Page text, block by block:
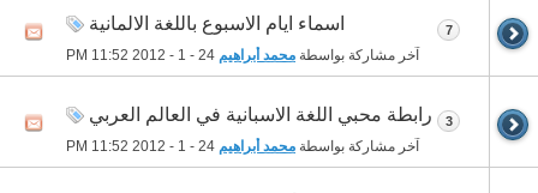
اسماء ايام الاسبوع باللغة الالمانية
آخر مشاركة بواسطة محمد أبراهيم 11:52 PM
7
رابطة محبي اللغة الاسبانية في العالم العربي
آخر مشاركة بواسطة محمد أبراهيم 11:52 PM
3